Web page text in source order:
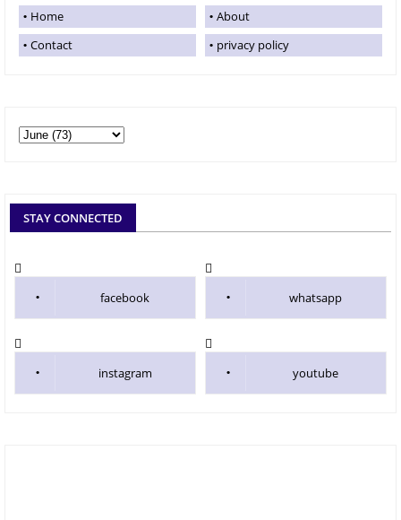
Home
About
Contact
privacy policy
STAY CONNECTED
facebook whatsapp
instagram youtube